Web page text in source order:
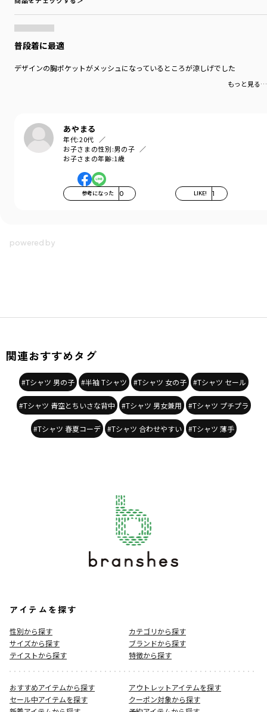
普段着に最適
デザインの胸ポケットがメッシュになっているところが涼しげでした
もっと見る…
あやまる
年代:20代
お子さまの性別:男の子
お子さまの年齢:1歳
参考になった 0 LIKE! 1
関連おすすめタグ
#Tシャツ 男の子 #半袖 Tシャツ #Tシャツ 女の子 #Tシャツ セール
#Tシャツ 青空とちいさな背中 #Tシャツ 男女兼用 #Tシャツ プチプラ
#Tシャツ 春夏コーデ #Tシャツ 合わせやすい #Tシャツ 薄手
アイテムを探す
性別から探す
カテゴリから探す
サイズから探す
ブランドから探す
テイストから探す
特徴から探す
おすすめアイテムから探す
アウトレットアイテムを探す
セール中アイテムを探す
クーポン対象から探す